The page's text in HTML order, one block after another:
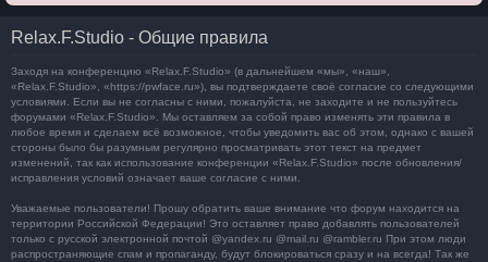
Relax.F.Studio - Общие правила
Заходя на конференцию «Relax.F.Studio» (в дальнейшем «мы», «наш»,
«Relax.F.Studio», «https://pwface.ru»), вы подтверждаете своё согласие со следующими
условиями. Если вы не согласны с ними, пожалуйста, не заходите и не пользуйтесь
форумами «Relax.F.Studio». Мы оставляем за собой право изменять эти правила в
любое время и сделаем всё возможное, чтобы уведомить вас об этом, однако с вашей
стороны было бы разумным регулярно просматривать этот текст на предмет
изменений, так как использование конференции «Relax.F.Studio» после обновления/
исправления условий означает ваше согласие с ними.
Уважаемые пользователи! Прошу обратить ваше внимание что форум находится на
территории Российской Федерации! Это оставляет право добавлять пользователей
только с русской электронной почтой @yandex.ru @mail.ru @rambler.ru При этом люди
распространяющие спам и пропаганду, будут блокироваться сразу и на всегда! Так же